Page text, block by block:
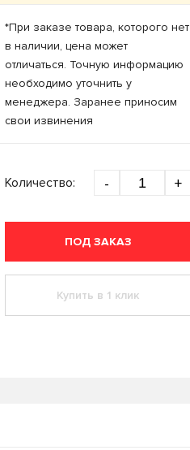
*При заказе товара, которого нет
в наличии, цена может
отличаться. Точную информацию
необходимо уточнить у
менеджера. Заранее приносим
свои извинения
Количество: - +
ПОД ЗАКАЗ
Купить в 1 клик